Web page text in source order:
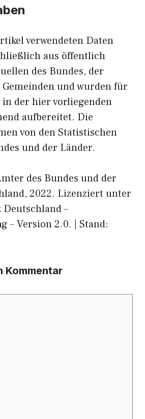
verwendeten Daten
aus öffentlich
des Bundes, der
und wurden für
der hier vorliegenden
aufbereitet. Die
von den Statistischen
und der Länder.
des Bundes und der
2022. Lizenziert unter
–
– Version 2.0. | Stand:
Kommentar